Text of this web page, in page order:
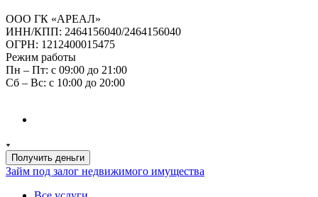
ООО ГК «АРЕАЛ»
ИНН/КПП: 2464156040/2464156040
ОГРН: 1212400015475
Режим работы
Пн – Пт: с 09:00 до 21:00
Сб – Вс: с 10:00 до 20:00
Получить деньги
Займ под залог недвижимого имущества